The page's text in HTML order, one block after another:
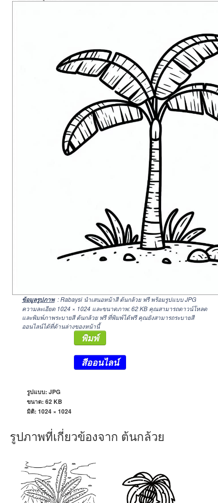
ข้อมูลรูปภาพ : Rabaysi นำเสนอหน้าสี ต้นกล้วย ฟรี พร้อมรูปแบบ JPG
ความละเอียด 1024 × 1024 และขนาดภาพ: 62 KB คุณสามารถดาวน์โหลด
และพิมพ์ภาพระบายสี ต้นกล้วย ฟรี ที่พิมพ์ได้ฟรี คุณยังสามารถระบายสี
ออนไลน์ได้ที่ด้านล่างของหน้านี้
พิมพ์
สีออนไลน์
รูปแบบ: JPG
ขนาด: 62 KB
มิติ: 1024 × 1024
รูปภาพที่เกี่ยวข้องจาก ต้นกล้วย